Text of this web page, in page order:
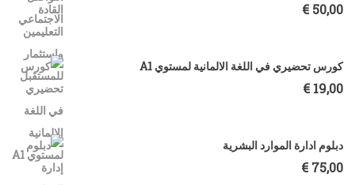
€ 50,00
كورس تحضيري في اللغة الالمانية لمستوي A1
€ 19,00
دبلوم ادارة الموارد البشرية
€ 75,00